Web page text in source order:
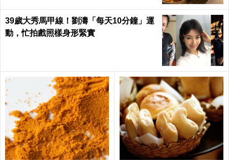
39歲大秀馬甲線！劉濤「每天10分鐘」運
動，忙拍戲照樣身形緊實